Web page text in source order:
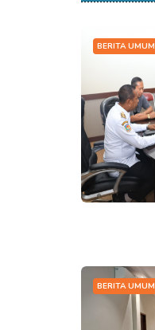
BERITA UMUM
BERITA UMUM